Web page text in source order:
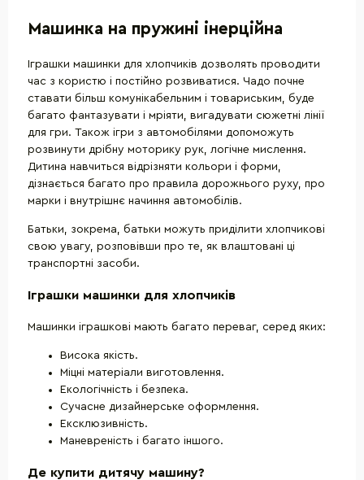
Машинка на пружині інерційна
Іграшки машинки для хлопчиків дозволять проводити
час з користю і постійно розвиватися. Чадо почне
ставати більш комунікабельним і товариським, буде
багато фантазувати і мріяти, вигадувати сюжетні лінії
для гри. Також ігри з автомобілями допоможуть
розвинути дрібну моторику рук, логічне мислення.
Дитина навчиться відрізняти кольори і форми,
дізнається багато про правила дорожнього руху, про
марки і внутрішнє начиння автомобілів.
Батьки, зокрема, батьки можуть приділити хлопчикові
свою увагу, розповівши про те, як влаштовані ці
транспортні засоби.
Іграшки машинки для хлопчиків
Машинки іграшкові мають багато переваг, серед яких:
Висока якість.
Міцні матеріали виготовлення.
Екологічність і безпека.
Сучасне дизайнерське оформлення.
Ексклюзивність.
Маневреність і багато іншого.
Де купити дитячу машину?